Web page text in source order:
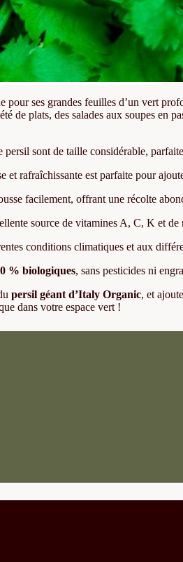
pour ses grandes feuilles d’un vert
de plats, des salades aux soupes en
persil sont de taille considérable,
et rafraîchissante est parfaite pour
facilement, offrant une récolte
source de vitamines A, C, K et
conditions climatiques et aux
% biologiques, sans pesticides ni
persil géant d’Italy Organic, et
dans votre espace vert !